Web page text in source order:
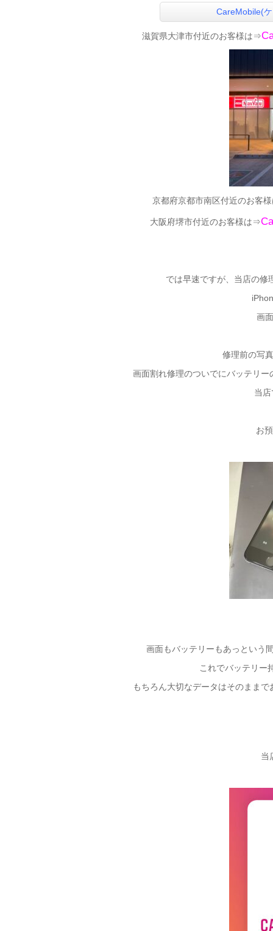
CareMobile(
滋賀県大津市付近のお客様は⇒
京都府京都市南区付近のお客
大阪府堺市付近のお客様は⇒
では早速ですが、当店の修
画
修理前の写
画面割れ修理のついでにバッテリ
当
お
画面もバッテリーもあっという
これでバッテリー
もちろん大切なデータはそのまま
当